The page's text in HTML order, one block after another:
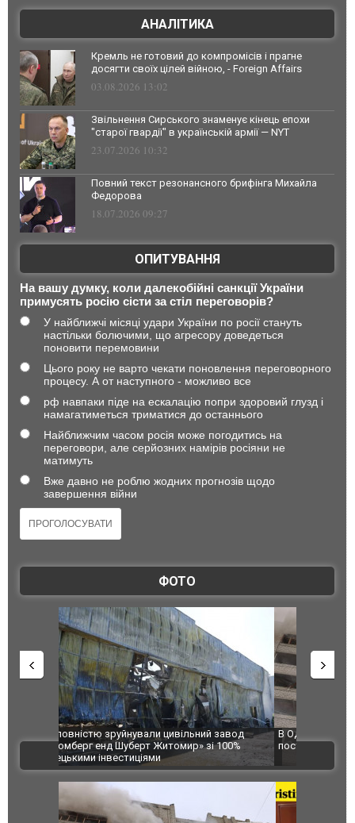
АНАЛІТИКА
Кремль не готовий до компромісів і прагне
досягти своїх цілей війною, - Foreign Affairs
03.08.2026 13:02
Звільнення Сирського знаменує кінець епохи
"старої гвардії" в українській армії — NYT
23.07.2026 10:32
Повний текст резонансного брифінга Михайла
Федорова
18.07.2026 09:27
ОПИТУВАННЯ
На вашу думку, коли далекобійні санкції України
примусять росію сісти за стіл переговорів?
У найближчі місяці удари України по росії стануть
настільки болючими, що агресору доведеться
поновити перемовини
Цього року не варто чекати поновлення переговорного
процесу. А от наступного - можливо все
рф навпаки піде на ескалацію попри здоровий глузд і
намагатиметься триматися до останнього
Найближчим часом росія може погодитись на
переговори, але серйозних намірів росіяни не
матимуть
Вже давно не роблю жодних прогнозів щодо
завершення війни
ФОТО
В Одесі та Харкові різко зросла кількість
постраждалих від обстрілу РФ
Ворог
двоє
після
ВІДЕО